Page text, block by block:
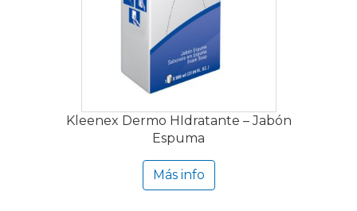
Kleenex Dermo HIdratante – Jabón
Espuma
Más info